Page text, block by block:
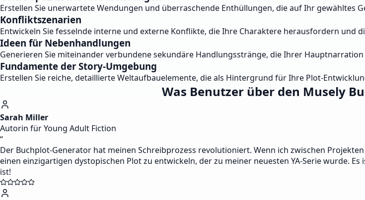
Erstellen Sie unerwartete Wendungen und überraschende Enthüllungen, die auf Ihr gewähltes
Konfliktszenarien
Entwickeln Sie fesselnde interne und externe Konflikte, die Ihre Charaktere herausfordern und
Ideen für Nebenhandlungen
Generieren Sie miteinander verbundene sekundäre Handlungsstränge, die Ihrer
Fundamente der Story-Umgebung
Erstellen Sie reiche, detaillierte Weltaufbauelemente, die als Hintergrund für Ihre Plot-
Was Benutzer über den Musely
Sarah Miller
Autorin für Young Adult Fiction
“
Der Buchplot-Generator hat meinen Schreibprozess revolutioniert. Wenn ich zwischen
einen einzigartigen dystopischen Plot zu entwickeln, der zu meiner neuesten YA-Serie wurde.
ist!